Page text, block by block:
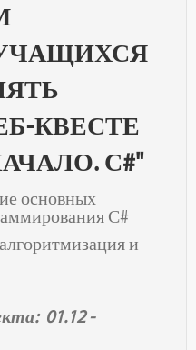
КВЕСТЕ
С#"
основных
С#
алгоритмизация и
01.12 -